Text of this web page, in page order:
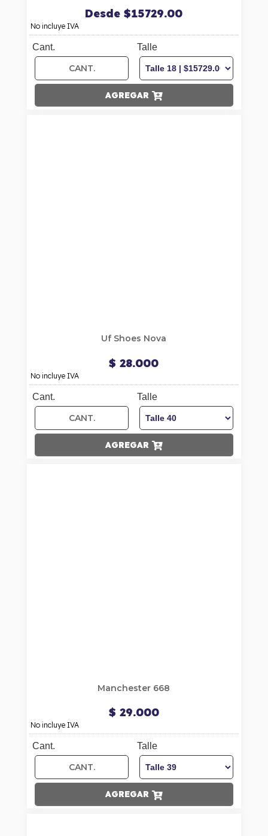
Desde $15729.00
No incluye IVA
Cant. Talle
AGREGAR
Uf Shoes Nova
$ 28.000
No incluye IVA
Cant. Talle
AGREGAR
Manchester 668
$ 29.000
No incluye IVA
Cant. Talle
AGREGAR